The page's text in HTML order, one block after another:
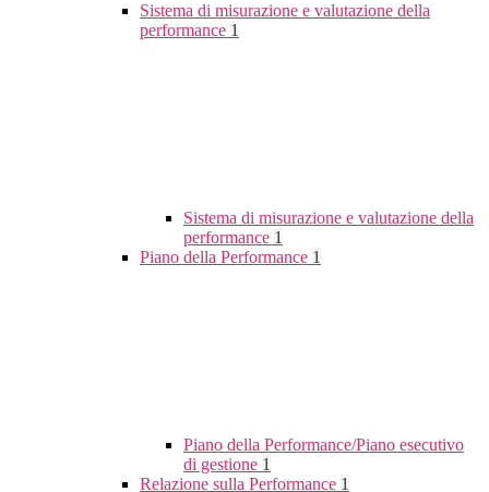
Sistema di misurazione e valutazione della
performance 1
Sistema di misurazione e valutazione della
performance 1
Piano della Performance 1
Piano della Performance/Piano esecutivo
di gestione 1
Relazione sulla Performance 1